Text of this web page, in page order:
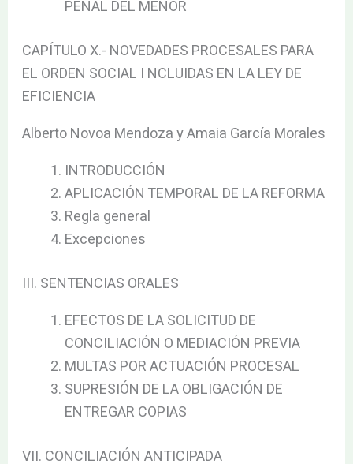
PENAL DEL MENOR
CAPÍTULO X.- NOVEDADES PROCESALES PARA
EL ORDEN SOCIAL I NCLUIDAS EN LA LEY DE
EFICIENCIA
Alberto Novoa Mendoza y Amaia García Morales
INTRODUCCIÓN
APLICACIÓN TEMPORAL DE LA REFORMA
Regla general
Excepciones
III. SENTENCIAS ORALES
EFECTOS DE LA SOLICITUD DE
CONCILIACIÓN O MEDIACIÓN PREVIA
MULTAS POR ACTUACIÓN PROCESAL
SUPRESIÓN DE LA OBLIGACIÓN DE
ENTREGAR COPIAS
VII. CONCILIACIÓN ANTICIPADA